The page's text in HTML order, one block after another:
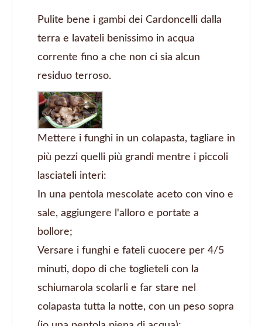
Pulite bene i gambi dei Cardoncelli dalla
terra e lavateli benissimo in acqua
corrente fino a che non ci sia alcun
residuo terroso.
Mettere i funghi in un colapasta, tagliare in
più pezzi quelli più grandi mentre i piccoli
lasciateli interi:
In una pentola mescolate aceto con vino e
sale, aggiungere l'alloro e portate a
bollore;
Versare i funghi e fateli cuocere per 4/5
minuti, dopo di che toglieteli con la
schiumarola scolarli e far stare nel
colapasta tutta la notte, con un peso sopra